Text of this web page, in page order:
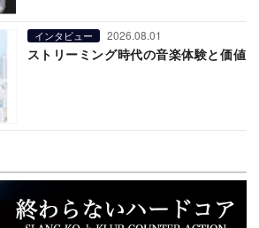
インタビュー 2026.08.01
ストリーミング時代の音楽体験と価値